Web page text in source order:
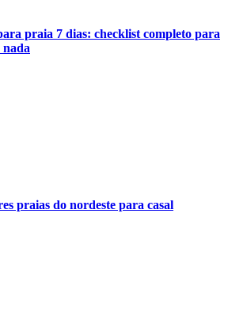
praia 7 dias: checklist completo para
nada
praias do nordeste para casal